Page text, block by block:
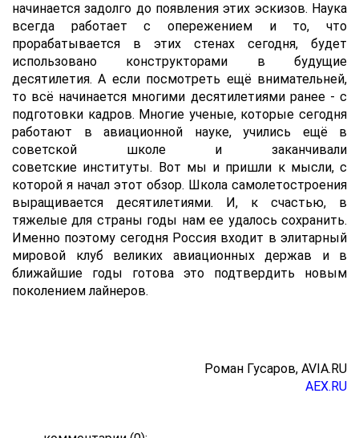
начинается задолго до появления этих эскизов. Наука
всегда работает с опережением и то, что
прорабатывается в этих стенах сегодня, будет
использовано конструкторами в будущие
десятилетия. А если посмотреть ещё внимательней,
то всё начинается многими десятилетиями ранее - с
подготовки кадров. Многие ученые, которые сегодня
работают в авиационной науке, учились ещё в
советской школе и заканчивали
советские институты. Вот мы и пришли к мысли, с
которой я начал этот обзор. Школа самолетостроения
выращивается десятилетиями. И, к счастью, в
тяжелые для страны годы нам ее удалось сохранить.
Именно поэтому сегодня Россия входит в элитарный
мировой клуб великих авиационных держав и в
ближайшие годы готова это подтвердить новым
поколением лайнеров.
Роман Гусаров, AVIA.RU
AEX.RU